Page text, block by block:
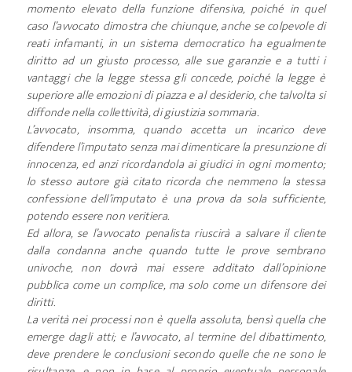
momento elevato della funzione difensiva, poiché in quel
caso l’avvocato dimostra che chiunque, anche se colpevole di
reati infamanti, in un sistema democratico ha egualmente
diritto ad un giusto processo, alle sue garanzie e a tutti i
vantaggi che la legge stessa gli concede, poiché la legge è
superiore alle emozioni di piazza e al desiderio, che talvolta si
diffonde nella collettività, di giustizia sommaria.
L’avvocato, insomma, quando accetta un incarico deve
difendere l’imputato senza mai dimenticare la presunzione di
innocenza, ed anzi ricordandola ai giudici in ogni momento;
lo stesso autore già citato ricorda che nemmeno la stessa
confessione dell’imputato è una prova da sola sufficiente,
potendo essere non veritiera.
Ed allora, se l’avvocato penalista riuscirà a salvare il cliente
dalla condanna anche quando tutte le prove sembrano
univoche, non dovrà mai essere additato dall’opinione
pubblica come un complice, ma solo come un difensore dei
diritti.
La verità nei processi non è quella assoluta, bensì quella che
emerge dagli atti; e l’avvocato, al termine del dibattimento,
deve prendere le conclusioni secondo quelle che ne sono le